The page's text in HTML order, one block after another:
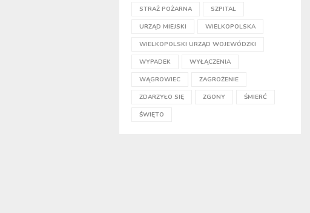
STRAŻ POŻARNA SZPITAL
URZĄD MIEJSKI WIELKOPOLSKA
WIELKOPOLSKI URZĄD WOJEWÓDZKI
WYPADEK WYŁĄCZENIA
WĄGROWIEC ZAGROŻENIE
ZDARZYŁO SIĘ ZGONY ŚMIERĆ
ŚWIĘTO